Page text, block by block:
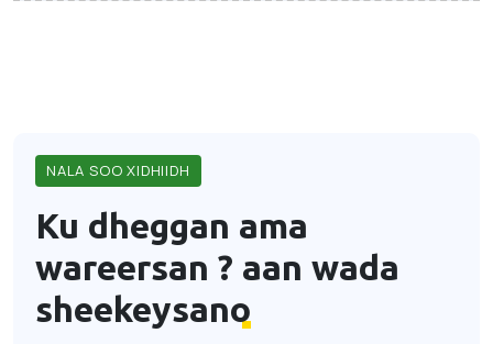
NALA SOO XIDHIIDH
Ku dheggan ama
wareersan ? aan wada
sheekeysano